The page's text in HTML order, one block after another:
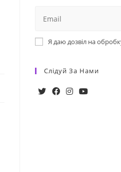
Я даю дозвіл на
Слідуй За Нами